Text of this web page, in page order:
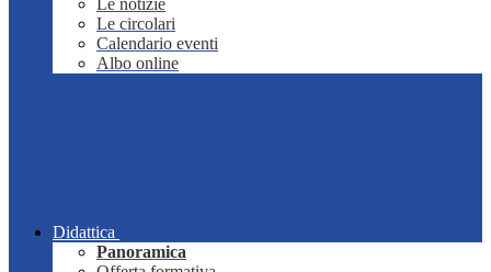
Le notizie
Le circolari
Calendario eventi
Albo online
Didattica
Panoramica